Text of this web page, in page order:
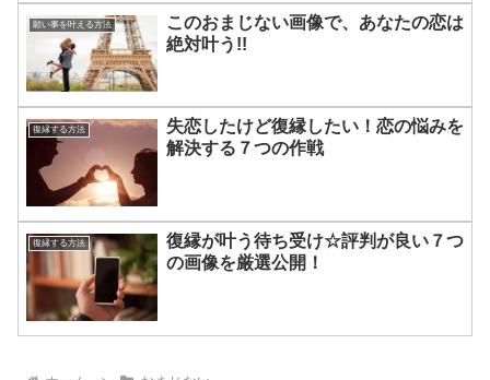
願い事を叶える方法
このおまじない画像で、あなたの恋は
絶対叶う!!
復縁する方法
失恋したけど復縁したい！恋の悩みを
解決する７つの作戦
復縁する方法
復縁が叶う待ち受け☆評判が良い７つ
の画像を厳選公開！